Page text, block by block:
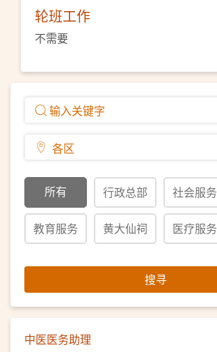
所有 行政总部 社会服务
教育服务 黄大仙祠 医疗服务
搜寻
中医医务助理
轮班工作
不需要